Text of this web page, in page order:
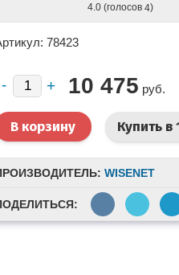
4.0 (голосов 4)
78423
10 475 руб.
Купить в
WISENET